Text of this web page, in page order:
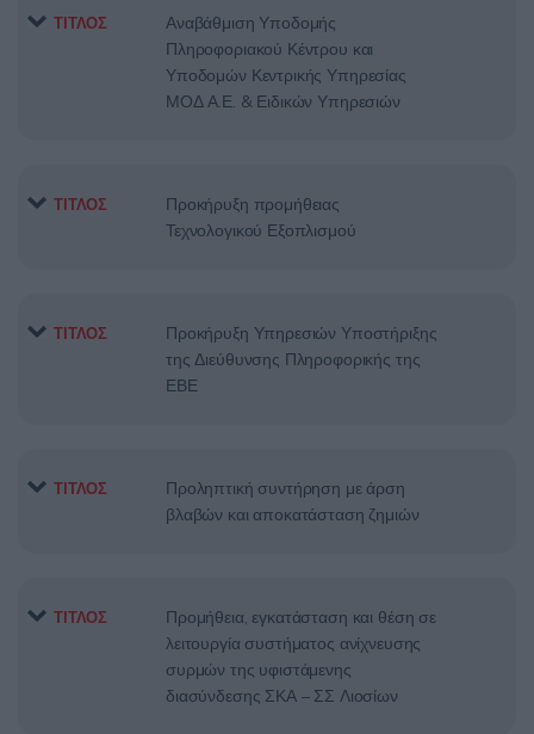
ΤΙΤΛΟΣ
Αναβάθμιση Υποδομής
Πληροφοριακού Κέντρου και
Υποδομών Κεντρικής Υπηρεσίας
ΜΟΔ Α.Ε. & Ειδικών Υπηρεσιών
ΤΙΤΛΟΣ
Προκήρυξη προμήθειας
Τεχνολογικού Εξοπλισμού
ΤΙΤΛΟΣ
Προκήρυξη Υπηρεσιών Υποστήριξης
της Διεύθυνσης Πληροφορικής της
ΕΒΕ
ΤΙΤΛΟΣ
Προληπτική συντήρηση με άρση
βλαβών και αποκατάσταση ζημιών
ΤΙΤΛΟΣ
Προμήθεια, εγκατάσταση και θέση σε
λειτουργία συστήματος ανίχνευσης
συρμών της υφιστάμενης
διασύνδεσης ΣΚΑ – ΣΣ Λιοσίων